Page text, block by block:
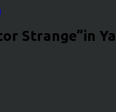
Strange”in